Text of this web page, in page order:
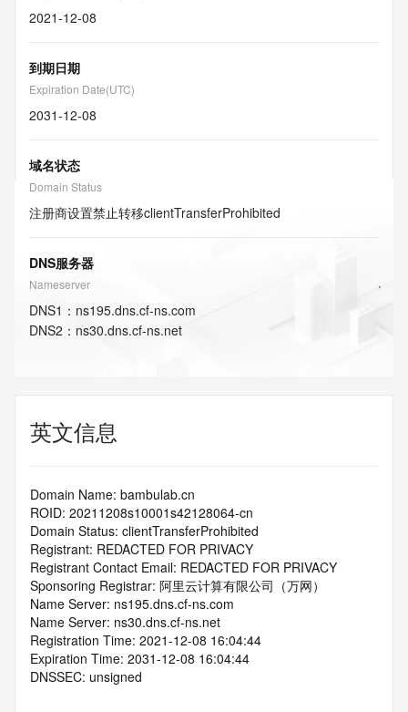
2021-12-08
到期日期
Expiration Date(UTC)
2031-12-08
域名状态
Domain Status
注册商设置禁止转移clientTransferProhibited
DNS服务器
Nameserver
DNS1 ： ns195.dns.cf-ns.com
DNS2 ： ns30.dns.cf-ns.net
英文信息
Domain Name: bambulab.cn
ROID: 20211208s10001s42128064-cn
Domain Status: clientTransferProhibited
Registrant: REDACTED FOR PRIVACY
Registrant Contact Email: REDACTED FOR PRIVACY
Sponsoring Registrar: 阿里云计算有限公司（万网）
Name Server: ns195.dns.cf-ns.com
Name Server: ns30.dns.cf-ns.net
Registration Time: 2021-12-08 16:04:44
Expiration Time: 2031-12-08 16:04:44
DNSSEC: unsigned